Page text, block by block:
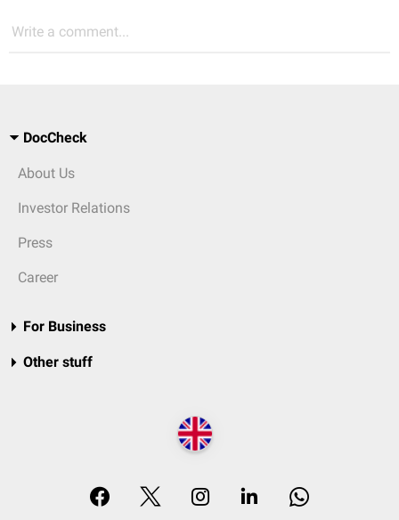
Write a comment...
DocCheck
About Us
Investor Relations
Press
Career
For Business
Other stuff